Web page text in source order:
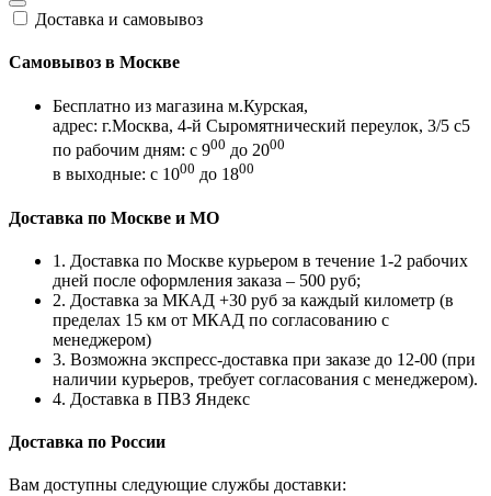
Доставка и самовывоз
Самовывоз в Москве
Бесплатно из магазина м.Курская,
адрес: г.Москва, 4-й Сыромятнический переулок, 3/5 с5
по рабочим дням: с 900 до 2000
в выходные: с 1000 до 1800
Доставка по Москве и МО
1. Доставка по Москве курьером в течение 1-2 рабочих
дней после оформления заказа – 500 руб;
2. Доставка за МКАД +30 руб за каждый километр (в
пределах 15 км от МКАД по согласованию с
менеджером)
3. Возможна экспресс-доставка при заказе до 12-00 (при
наличии курьеров, требует согласования с менеджером).
4. Доставка в ПВЗ Яндекс
Доставка по России
Вам доступны следующие службы доставки: